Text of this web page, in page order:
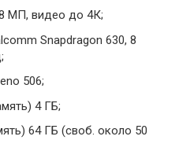
МП, видео до 4К;
Snapdragon 630, 8
506;
4 ГБ;
64 ГБ (своб. около 50